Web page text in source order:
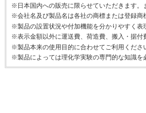
※日本国内への販売に限らせていただきます。
※会社名及び製品名は各社の商標または登録商
※製品の設置状況や付加機能を分かりやすく表
※表示金額以外に運送費、荷造費、搬入・据付
※製品本来の使用目的に合わせてご利用くださ
※製品によっては理化学実験の専門的な知識を